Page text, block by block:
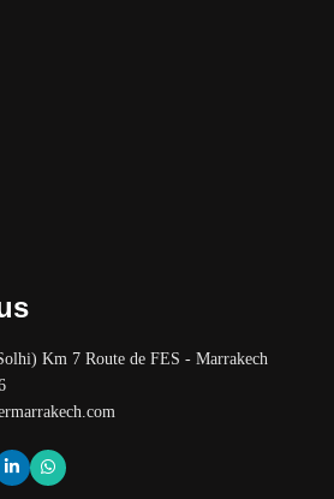
Km 7 Route de FES - Marrakech